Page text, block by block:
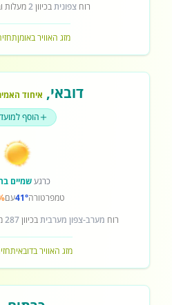
רוחצפוניתבכיוון2מעלות
מזג האוויר באומן
דובאי, איחוד
הוסף
כרגעשמיים
טמפרטורה41°עם
רוח מערב-צפון מערביתבכיוון287
מזג האוויר בדובאי